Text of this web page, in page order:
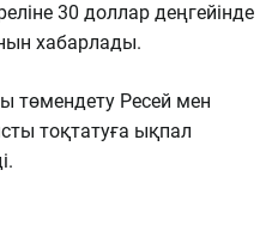
30 доллар деңгейінде
хабарлады.
төмендету Ресей мен
тоқтатуға ықпал